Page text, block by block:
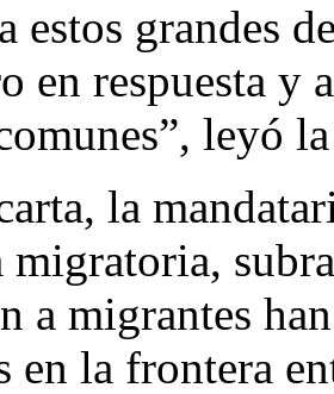
estos grandes
en respuesta y
leyó
la
migratoria,
a migrantes
en la frontera